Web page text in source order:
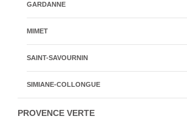
GARDANNE
MIMET
SAINT-SAVOURNIN
SIMIANE-COLLONGUE
PROVENCE VERTE